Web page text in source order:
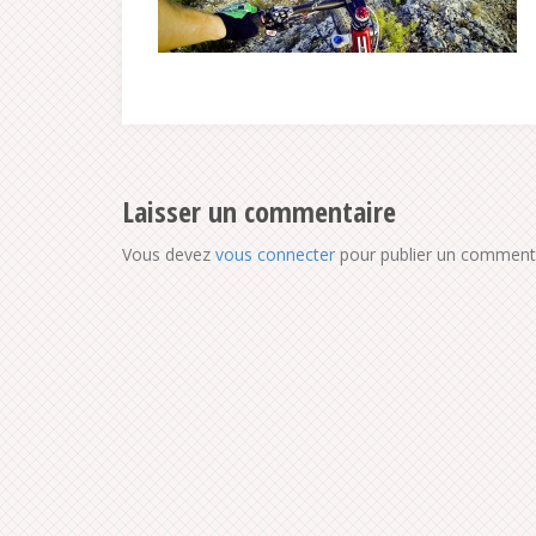
Laisser un commentaire
Vous devez vous connecter pour publier un